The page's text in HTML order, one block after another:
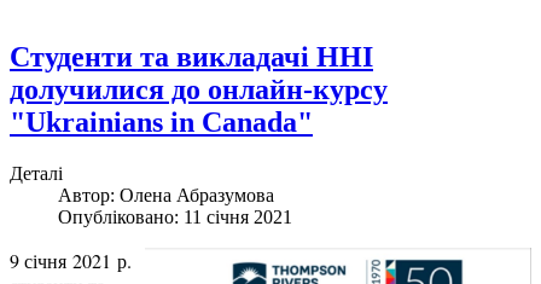
Студенти та викладачі ННІ
долучилися до онлайн-курсу
"Ukrainians in Canada"
Деталі
Автор: Олена Абразумова
Опубліковано: 11 січня 2021
9 січня 2021 р.